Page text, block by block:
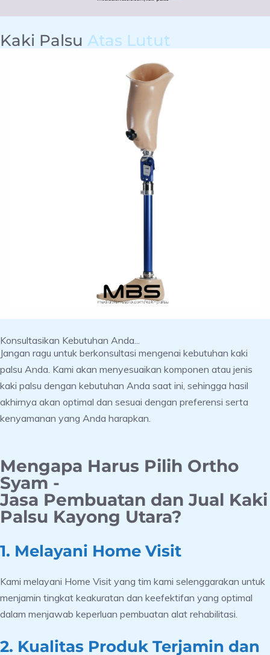
Kaki Palsu Atas Lutut
Konsultasikan Kebutuhan Anda...
Jangan ragu untuk berkonsultasi mengenai kebutuhan kaki
palsu Anda. Kami akan menyesuaikan komponen atau jenis
kaki palsu dengan kebutuhan Anda saat ini, sehingga hasil
akhirnya akan optimal dan sesuai dengan preferensi serta
kenyamanan yang Anda harapkan.
Mengapa Harus Pilih Ortho
Syam -
Jasa Pembuatan dan Jual Kaki
Palsu Kayong Utara?
1. Melayani Home Visit
Kami melayani Home Visit yang tim kami selenggarakan untuk
menjamin tingkat keakuratan dan keefektifan yang optimal
dalam menjawab keperluan pembuatan alat rehabilitasi.
2. Kualitas Produk Terjamin dan